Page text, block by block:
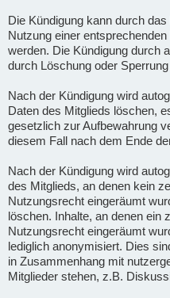
Die Kündigung kann durch
Nutzung einer
werden. Die Kündigung durch
durch Löschung oder
Nach der Kündigung wird
Daten des Mitglieds löschen,
gesetzlich zur Aufbewahrung
diesem Fall nach dem Ende
Nach der Kündigung wird
des Mitglieds, an denen kein
Nutzungsrecht eingeräumt
löschen. Inhalte, an denen ein
Nutzungsrecht eingeräumt
lediglich anonymisiert. Dies
in Zusammenhang mit
Mitglieder stehen, z.B.